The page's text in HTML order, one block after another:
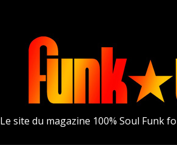
Le site du magazine 100% Soul Funk